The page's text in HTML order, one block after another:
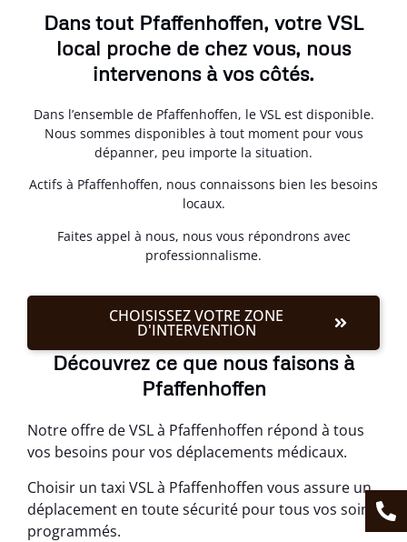
Dans tout Pfaffenhoffen, votre VSL
local proche de chez vous, nous
intervenons à vos côtés.
Dans l’ensemble de Pfaffenhoffen, le VSL est disponible.
Nous sommes disponibles à tout moment pour vous
dépanner, peu importe la situation.
Actifs à Pfaffenhoffen, nous connaissons bien les besoins
locaux.
Faites appel à nous, nous vous répondrons avec
professionnalisme.
CHOISISSEZ VOTRE ZONE
D'INTERVENTION
Découvrez ce que nous faisons à
Pfaffenhoffen
Notre offre de VSL à Pfaffenhoffen répond à tous
vos besoins pour vos déplacements médicaux.
Choisir un taxi VSL à Pfaffenhoffen vous assure un
déplacement en toute sécurité pour tous vos soins
programmés.